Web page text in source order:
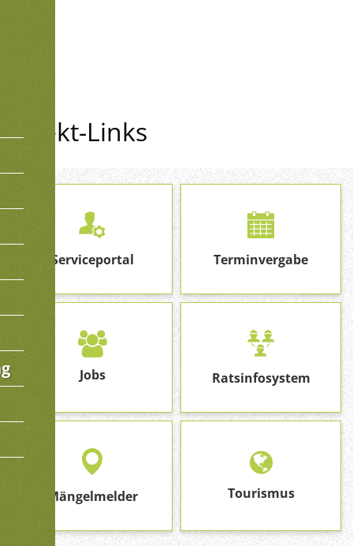
Direkt-Links
Serviceportal Terminvergabe
Jobs Ratsinfosystem
Mängelmelder Tourismus